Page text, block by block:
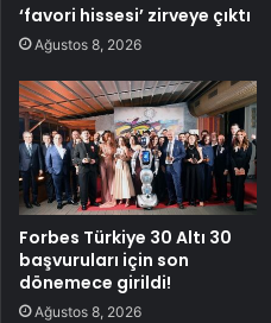
‘favori hissesi’ zirveye çıktı
Ağustos 8, 2026
Forbes Türkiye 30 Altı 30
başvuruları için son
dönemece girildi!
Ağustos 8, 2026